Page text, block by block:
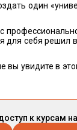
один
для себя решил
вы увидите в
к курсам